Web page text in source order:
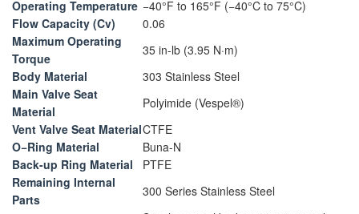
Operating Temperature −40°F to 165°F (−40°C to 75°C)
Flow Capacity (Cv)
0.06
Maximum Operating
Torque
35 in-lb (3.95 N·m)
Body Material
303 Stainless Steel
Main Valve Seat
Material
Polyimide (Vespel®)
Vent Valve Seat MaterialCTFE
O−Ring Material
Buna-N
Back-up Ring Material
PTFE
Remaining Internal
Parts
300 Series Stainless Steel